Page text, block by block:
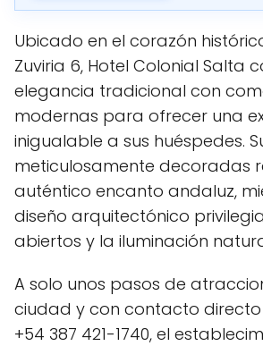
Ubicado en el corazón
Zuviria 6, Hotel Colonial Salta
elegancia tradicional con
modernas para ofrecer una
inigualable a sus huéspedes.
meticulosamente decoradas
auténtico encanto andaluz,
diseño arquitectónico
abiertos y la iluminación
A solo unos pasos de
ciudad y con contacto
+54 387 421-1740, el